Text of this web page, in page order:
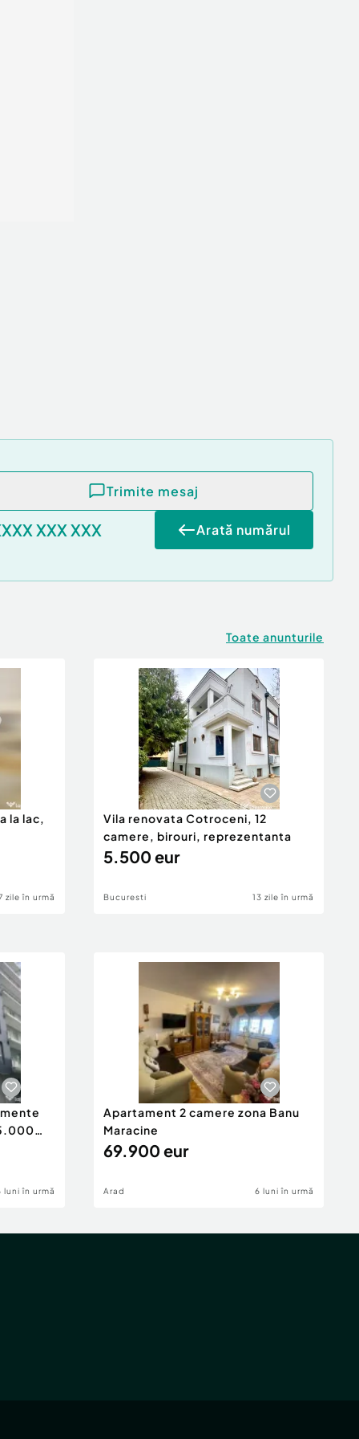
Trimite mesaj
XXX XXX Arată numărul
Toate anunturile
la lac,
zile în urmă
Vila renovata Cotroceni, 12
camere, birouri, reprezentanta
5.500 eur
Bucuresti 13 zile în urmă
luni în urmă
Apartament 2 camere zona Banu
Maracine
69.900 eur
Arad 6 luni în urmă